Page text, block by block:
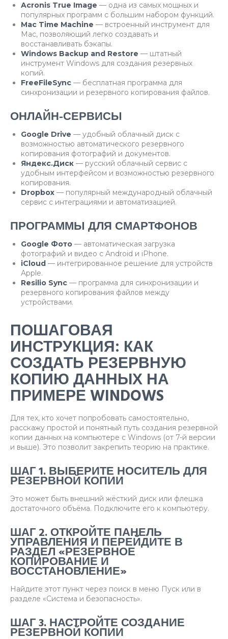
Acronis True Image — одна из самых мощных и
популярных программ с большим набором функций.
Mac Time Machine — встроенный инструмент для
Mac, позволяющий легко создавать и
восстанавливать бэкапы.
Windows Backup and Restore — штатный
инструмент Windows для создания резервных
копий.
FreeFileSync — бесплатная программа для
синхронизации и резервного копирования файлов.
ОНЛАЙН-СЕРВИСЫ
Google Drive — удобный облачный диск с
возможностью автоматического резервного
копирования фотографий и документов.
Яндекс.Диск — русский облачный сервис с
удобным интерфейсом и возможностью резервного
копирования.
Dropbox — популярный международный облачный
сервис с интеграциями и автоматизацией.
ПРОГРАММЫ ДЛЯ СМАРТФОНОВ
Google Фото — автоматическая загрузка
фотографий и видео с Android и iPhone.
iCloud — интегрированное решение для устройств
Apple.
Resilio Sync — программа для синхронизации и
резервного копирования файлов между
устройствами.
ПОШАГОВАЯ
ИНСТРУКЦИЯ: КАК
СОЗДАТЬ РЕЗЕРВНУЮ
КОПИЮ ДАННЫХ НА
ПРИМЕРЕ WINDOWS
Для тех, кто хочет попробовать самостоятельно,
расскажу простой и понятный путь создания резервной
копии данных на компьютере с Windows (от 7-й версии
и выше). Это позволит закрепить теорию на практике.
ШАГ 1. ВЫБЕРИТЕ НОСИТЕЛЬ ДЛЯ
РЕЗЕРВНОЙ КОПИИ
Это может быть внешний жёсткий диск или флешка
достаточного объёма. Подключите его к компьютеру.
ШАГ 2. ОТКРОЙТЕ ПАНЕЛЬ
УПРАВЛЕНИЯ И ПЕРЕЙДИТЕ В
РАЗДЕЛ «РЕЗЕРВНОЕ
КОПИРОВАНИЕ И
ВОССТАНОВЛЕНИЕ»
Найдите этот пункт через поиск в меню Пуск или в
разделе «Система и безопасность».
ШАГ 3. НАСТРОЙТЕ СОЗДАНИЕ
РЕЗЕРВНОЙ КОПИИ